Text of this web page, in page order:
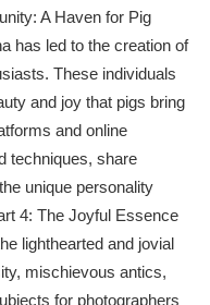
A Haven for Pig
has led to the creation of
These individuals
and joy that pigs bring
and online
techniques, share
unique personality
4: The Joyful Essence
lighthearted and jovial
mischievous antics,
for photographers